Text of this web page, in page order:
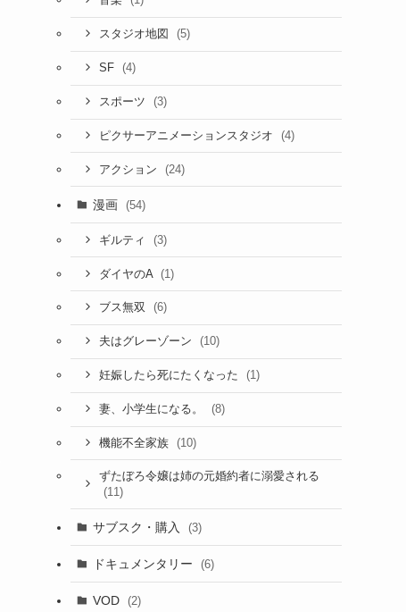
スタジオ地図 (5)
SF (4)
スポーツ (3)
ピクサーアニメーションスタジオ (4)
アクション (24)
漫画 (54)
ギルティ (3)
ダイヤのA (1)
ブス無双 (6)
夫はグレーゾーン (10)
妊娠したら死にたくなった (1)
妻、小学生になる。 (8)
機能不全家族 (10)
ずたぼろ令嬢は姉の元婚約者に溺愛される
(11)
サブスク・購入 (3)
ドキュメンタリー (6)
VOD (2)